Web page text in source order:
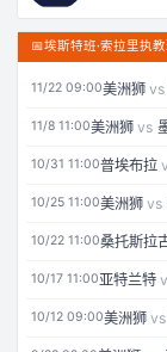
📅埃斯特班·索拉里执
11/22 09:00美洲狮 vs
11/8 11:00美洲狮 vs
10/31 11:00普埃布拉
10/25 11:00美洲狮 vs
10/22 11:00桑托斯拉
10/17 11:00亚特兰特
10/12 09:00美洲狮 vs